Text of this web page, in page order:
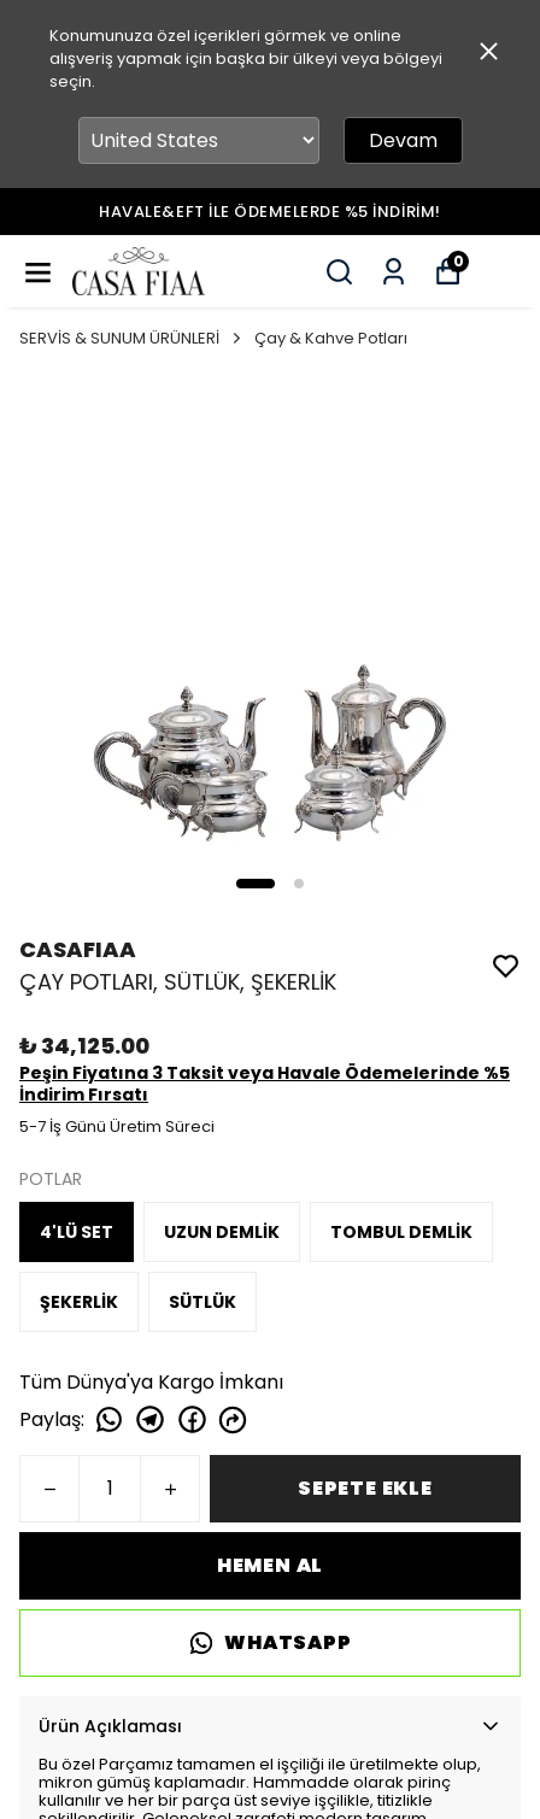
Konumunuza özel içerikleri görmek ve online
alışveriş yapmak için başka bir ülkeyi veya bölgeyi
seçin.
Devam
HAVALE&EFT İLE ÖDEMELERDE %5 İNDİRİM!
0
SERVİS & SUNUM ÜRÜNLERİ Çay & Kahve Potları
CASAFIAA
ÇAY POTLARI, SÜTLÜK, ŞEKERLİK
₺ 34,125.00
Peşin Fiyatına 3 Taksit veya Havale Ödemelerinde %5
İndirim Fırsatı
5-7 İş Günü Üretim Süreci
POTLAR
4'LÜ SET UZUN DEMLİK TOMBUL DEMLİK
ŞEKERLİK SÜTLÜK
Tüm Dünya'ya Kargo İmkanı
Paylaş:
SEPETE EKLE
HEMEN AL
WHATSAPP
Ürün Açıklaması
Bu özel Parçamız tamamen el işçiliği ile üretilmekte olup,
mikron gümüş kaplamadır. Hammadde olarak pirinç
kullanılır ve her bir parça üst seviye işçilikle, titizlikle